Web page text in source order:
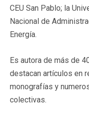
CEU San Pablo; la
Nacional de
Energía.
Es autora de más de
destacan artículos en
monografías y
colectivas.